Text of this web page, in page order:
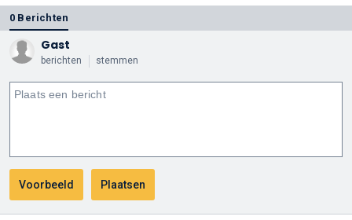
0 Berichten
Gast
berichten stemmen